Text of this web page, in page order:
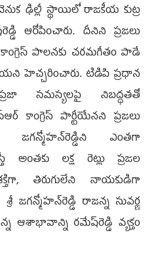
ఢిల్లీ స్థాయిలో రాజకీయ కుట్ర
ఆరోపించారు. దీనిని ప్రజలు
పాలనకు చరమగీతం పాడే
హెచ్చరించారు. ‌టిడిపి ప్రధాన
ప్రజా సమస్యలపై నిబద్ధతతో
కాంగ్రెస్‌ పార్టీయే‌నని ప్రజలు
జగన్మోహన్‌రెడ్డిని ఎంతగా
లక్ష రెట్లు ప్రజల
తిరుగులేని నాయకుడిగా
జగన్మోహన్‌రెడ్డి రాజన్న సువర్ణ
ఆశాభావాన్ని రమేష్‌రెడ్డి వ్యక్తం